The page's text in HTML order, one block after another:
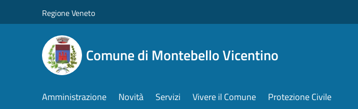
Regione Veneto
Comune di Montebello Vicentino
Amministrazione Novità Servizi Vivere il Comune Protezione Civile